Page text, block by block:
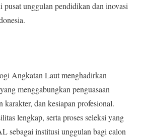
unggulan pendidikan dan inovasi
Angkatan Laut menghadirkan
menggabungkan penguasaan
karakter, dan kesiapan profesional.
lengkap, serta proses seleksi yang
sebagai institusi unggulan bagi calon